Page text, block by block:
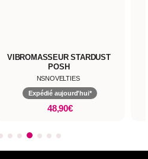
VIBROMASSEUR STARDUST
POSH
NSNOVELTIES
Expédié aujourd'hui*
48,90€